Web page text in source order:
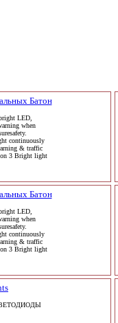
Батон
LED,
when
continuously
& traffic
3 Bright light
Батон
LED,
when
continuously
& traffic
3 Bright light